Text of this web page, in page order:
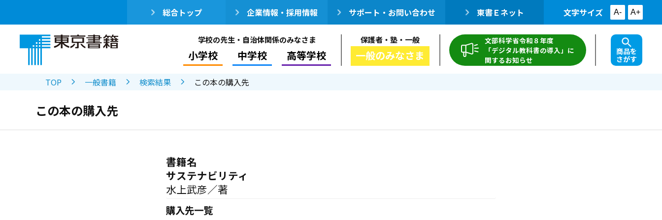
総合トップ 企業情報・採用情報 サポート・お問い合わせ 東書Ｅネット 文字サイズ A- A+
学校の先生・自治体関係のみなさま
小学校 中学校 高等学校
保護者・塾・一般
一般のみなさま
文部科学省令和８年度
「デジタル教科書の導入」に
関するお知らせ
商品を
さがす
TOP 一般書籍 検索結果 この本の購入先
この本の購入先
書籍名
サステナビリティ
水上武彦／著
購入先一覧